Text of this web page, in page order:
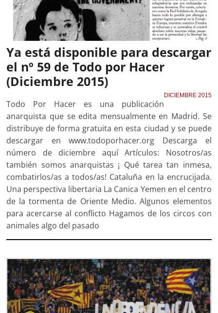
Ya está disponible para descargar
el nº 59 de Todo por Hacer
(Diciembre 2015)
DICIEMBRE 2015
Todo Por Hacer es una publicación
anarquista que se edita mensualmente en Madrid. Se
distribuye de forma gratuita en esta ciudad y se puede
descargar en www.todoporhacer.org Descarga el
número de diciembre aquí Artículos: Nosotros/as
también somos anarquistas ¡ Qué tarea tan inmesa,
combatirlos/as a todos/as! Cataluña en la encrucijada.
Una perspectiva libertaria La Canica Yemen en el centro
de la tormenta de Oriente Medio. Algunos elementos
para acercarse al conflicto Hagamos de los circos con
animales algo del pasado